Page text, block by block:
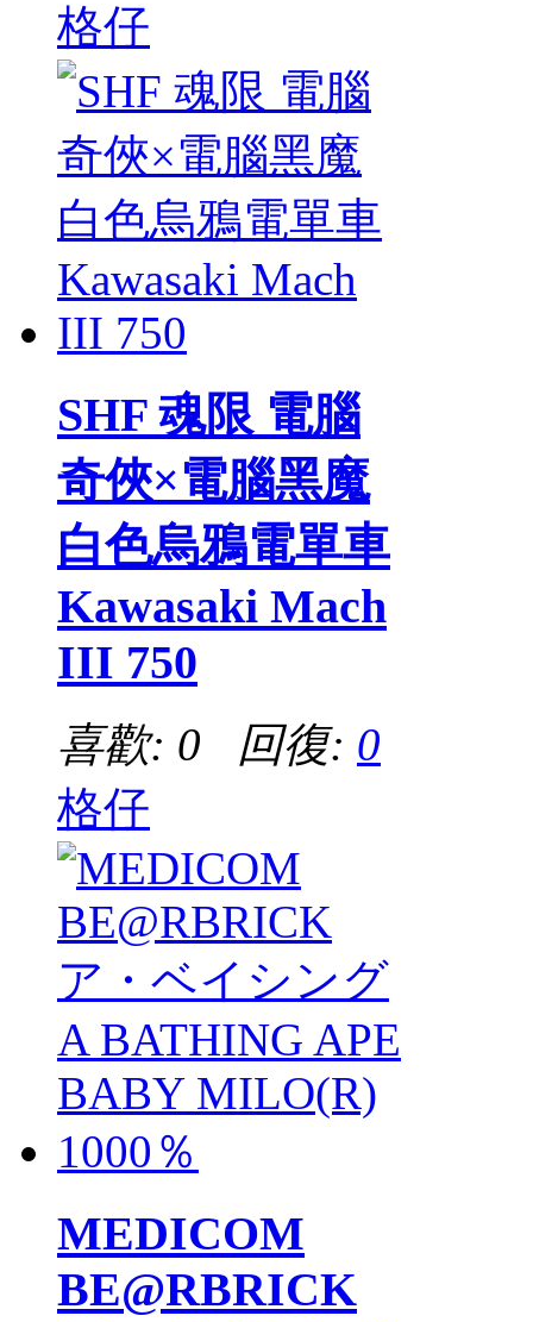
格仔
SHF 魂限 電腦
奇俠×電腦黑魔
白色烏鴉電單車
Kawasaki Mach
III 750
喜歡: 0 回復: 0
格仔
MEDICOM
BE@RBRICK